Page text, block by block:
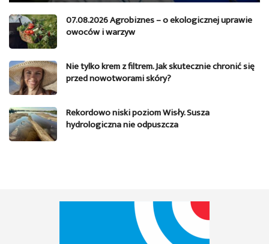
07.08.2026 Agrobiznes – o ekologicznej uprawie
owoców i warzyw
Nie tylko krem z filtrem. Jak skutecznie chronić się
przed nowotworami skóry?
Rekordowo niski poziom Wisły. Susza
hydrologiczna nie odpuszcza